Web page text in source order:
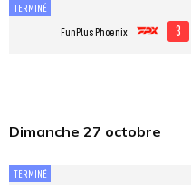
TERMINÉ
FunPlus Phoenix 3
Dimanche 27 octobre
TERMINÉ